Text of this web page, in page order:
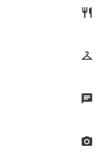
restaurant
checkroom
chat
camera_alt